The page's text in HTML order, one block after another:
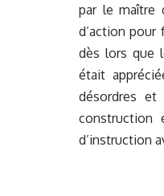
par le maître
d’action pour
dès lors que
était
désordres
construction
d’instruction